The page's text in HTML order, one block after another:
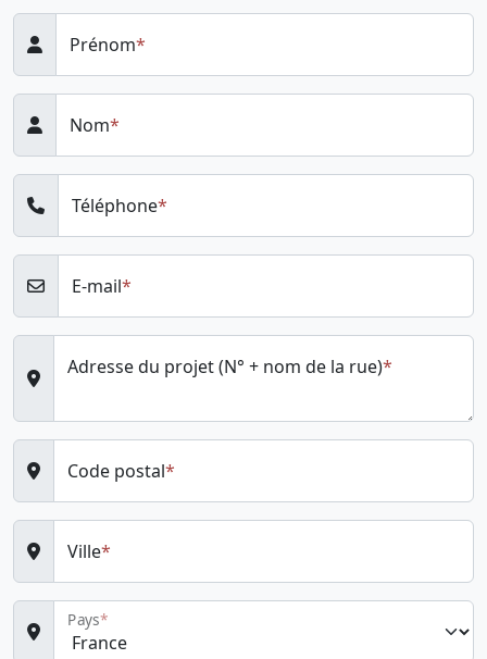
Prénom
Nom
Téléphone
E-mail
Adresse du projet (N° + nom de la rue)
Code postal
Ville
Pays